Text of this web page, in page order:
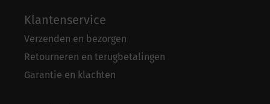
Klantenservice
Verzenden en bezorgen
Retourneren en terugbetalingen
Garantie en klachten